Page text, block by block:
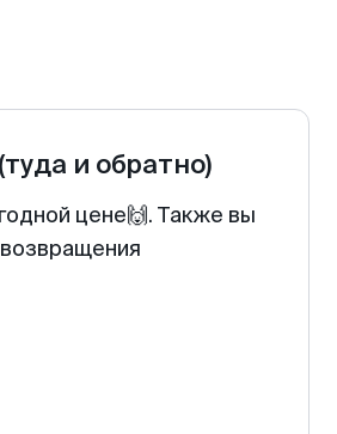
(туда и обратно)
цене🙌. Также вы